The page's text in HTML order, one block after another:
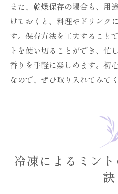
また、乾燥保存の場合も、用
けておくと、料理やドリンク
す。保存方法を工夫すること
トを使い切ることができ、忙
香りを手軽に楽しめます。初
なので、ぜひ取り入れてみてく
冷凍によるミン
訣